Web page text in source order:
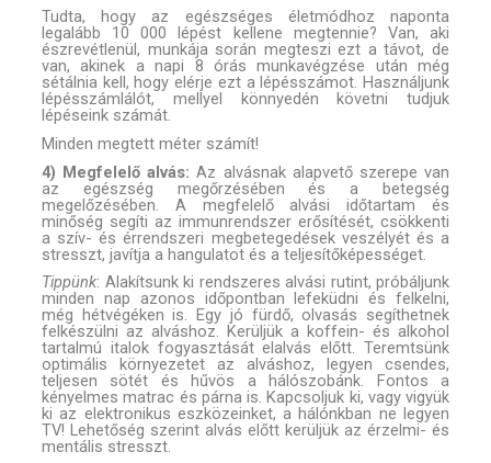
Tudta, hogy az egészséges életmódhoz naponta
legalább 10 000 lépést kellene megtennie? Van, aki
észrevétlenül, munkája során megteszi ezt a távot, de
van, akinek a napi 8 órás munkavégzése után még
sétálnia kell, hogy elérje ezt a lépésszámot. Használjunk
lépésszámlálót, mellyel könnyedén követni tudjuk
lépéseink számát.
Minden megtett méter számít!
4) Megfelelő alvás: Az alvásnak alapvető szerepe van
az egészség megőrzésében és a betegség
megelőzésében. A megfelelő alvási időtartam és
minőség segíti az immunrendszer erősítését, csökkenti
a szív- és érrendszeri megbetegedések veszélyét és a
stresszt, javítja a hangulatot és a teljesítőképességet.
Tippünk: Alakítsunk ki rendszeres alvási rutint, próbáljunk
minden nap azonos időpontban lefeküdni és felkelni,
még hétvégéken is. Egy jó fürdő, olvasás segíthetnek
felkészülni az alváshoz. Kerüljük a koffein- és alkohol
tartalmú italok fogyasztását elalvás előtt. Teremtsünk
optimális környezetet az alváshoz, legyen csendes,
teljesen sötét és hűvös a hálószobánk. Fontos a
kényelmes matrac és párna is. Kapcsoljuk ki, vagy vigyük
ki az elektronikus eszközeinket, a hálónkban ne legyen
TV! Lehetőség szerint alvás előtt kerüljük az érzelmi- és
mentális stresszt.